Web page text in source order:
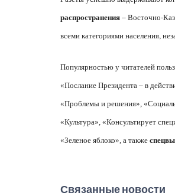
распространения– Восточно-
всеми категориями населения,
Популярностью у читателей
«Послание Президента – в
«Проблемы и решения»,
«Культура», «Консультирует
«Зеленое яблоко», а также
Связанные новости